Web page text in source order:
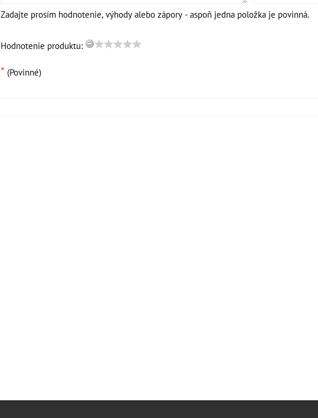
Zadajte prosím hodnotenie, výhody alebo zápory - aspoň jedna položka je povinná.
Hodnotenie produktu:
* (Povinné)